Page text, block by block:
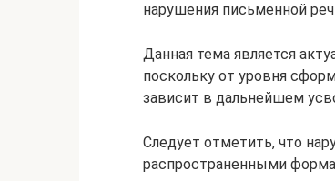
нарушения письменной
Данная тема является
поскольку от уровня
зависит в дальнейшем
Следует отметить, что
распространенными